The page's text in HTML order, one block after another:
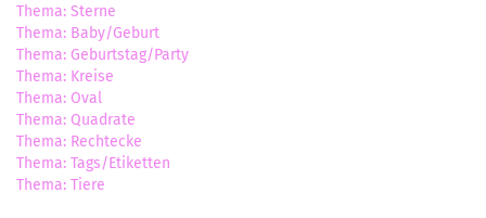
Thema: Sterne
Thema: Baby/Geburt
Thema: Geburtstag/Party
Thema: Kreise
Thema: Oval
Thema: Quadrate
Thema: Rechtecke
Thema: Tags/Etiketten
Thema: Tiere